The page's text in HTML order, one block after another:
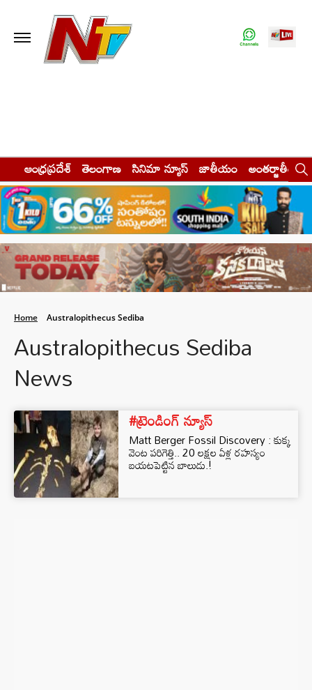
ఆంధ్రప్రదేశ్ తెలంగాణ సినిమా న్యూస్ జాతీయం అంతర్జాతీయం
Home Australopithecus Sediba
Australopithecus Sediba
News
#ట్రెండింగ్ న్యూస్
Matt Berger Fossil Discovery : కుక్క
వెంట పరిగెత్తి.. 20 లక్షల ఏళ్ల రహస్యం
బయటపెట్టిన బాలుడు.!